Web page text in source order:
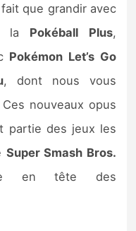
que grandir avec
la Pokéball Plus,
Pokémon Let’s Go
, dont nous vous
nouveaux opus
partie des jeux les
Super Smash Bros.
en tête des